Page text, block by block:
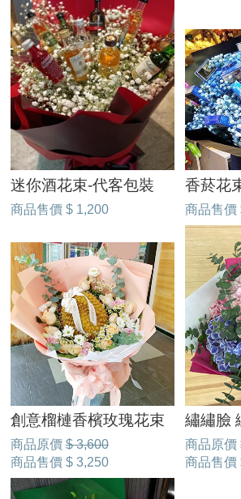
迷你酒花束-代客包裝
商品售價 $ 1,200
香菸花
商品售價
創意榴槤香檳玫瑰花束
商品原價 $ 3,600
商品售價 $ 3,250
繡繡臉
商品原價
商品售價